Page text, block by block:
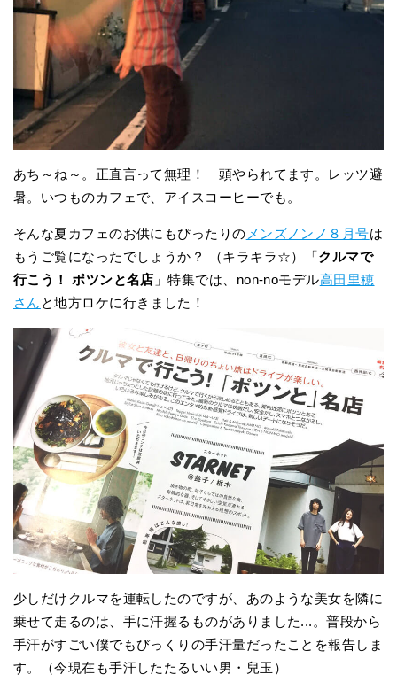
あち～ね～。正直言って無理！ 頭やられてます。レッツ避
暑。いつものカフェで、アイスコーヒーでも。
そんな夏カフェのお供にもぴったりの メンズノンノ８月号は
もうご覧になったでしょうか？ （キラキラ☆）「クルマで
行こう！ ポツンと名店 」特集では、non-noモデル高田里穂
さん と地方ロケに行きました！
少しだけクルマを運転したのですが、あのような美女を隣に
乗せて走るのは、手に汗握るものがありました...。普段から
手汗がすごい僕でもびっくりの手汗量だったことを報告しま
す。（今現在も手汗したたるいい男・兒玉）